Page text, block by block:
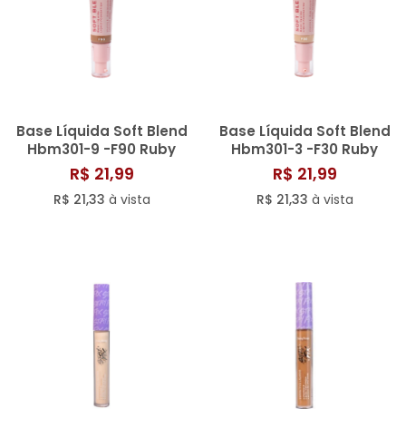
Base Líquida Soft Blend
Hbm301-9 -F90 Ruby
Rose
R$ 21,99
R$ 21,33 à vista
Base Líquida Soft Blend
Hbm301-3 -F30 Ruby
Rose
R$ 21,99
R$ 21,33 à vista